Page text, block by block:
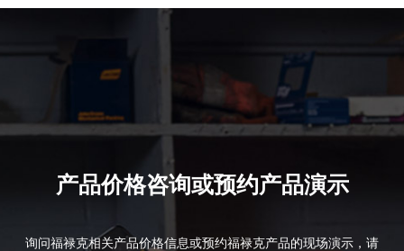
产品价格咨询或预约产品演示
询问福禄克相关产品价格信息或预约福禄克产品的现场演示，请